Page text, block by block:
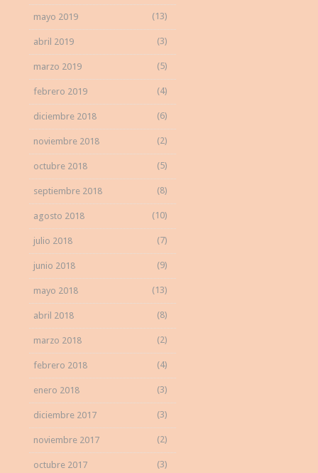
mayo 2019 (13)
abril 2019 (3)
marzo 2019 (5)
febrero 2019 (4)
diciembre 2018 (6)
noviembre 2018 (2)
octubre 2018 (5)
septiembre 2018 (8)
agosto 2018 (10)
julio 2018 (7)
junio 2018 (9)
mayo 2018 (13)
abril 2018 (8)
marzo 2018 (2)
febrero 2018 (4)
enero 2018 (3)
diciembre 2017 (3)
noviembre 2017 (2)
octubre 2017 (3)